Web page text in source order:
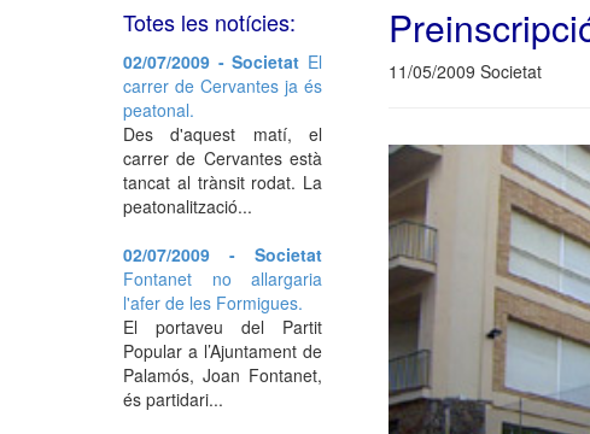
11/05/2009 Societat
Totes les notícies:
02/07/2009 - Societat El
carrer de Cervantes ja és
peatonal.
Des d'aquest matí, el
carrer de Cervantes està
tancat al trànsit rodat. La
peatonalització...
02/07/2009 - Societat
Fontanet no allargaria
l'afer de les Formigues.
El portaveu del Partit
Popular a l’Ajuntament de
Palamós, Joan Fontanet,
és partidari...